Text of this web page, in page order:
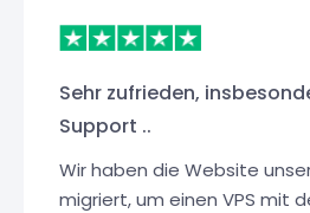
Sehr zufrieden,
Support ..
Wir haben die Website
migriert, um einen VPS mit